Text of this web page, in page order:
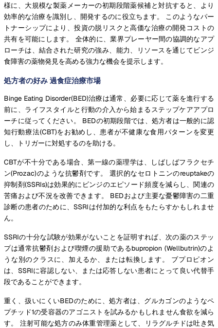
様に、大規模な製薬メーカーの初期段階薬候補と対抗すると、より
効率的な治療を識別し、開発するのに役立ちます。 このようなパー
トナーシップにより、投資の脱リスクと高価な治療の開発コストの
共有を可能にします。 全体的に、業界プレーヤー間の協調的なアプ
ローチは、結合された研究の強み、能力、リソースを通じてビンジ
食障害の薬物発見を高める強力な機会を提示します。
処方者の好み 過食症治療市場
Binge Eating Disorder(BED)治療は通常、必要に応じて薬を進行する
前に、ライフスタイルと行動の介入から始まるステップケアアプロ
ーチに従ってください。 BEDの初期段階では、処方者は一般的に認
知行動療法(CBT)をお勧めし、患者が不健康な食用パターンを変更
し、トリガーに対処するのを助ける。
CBTが不十分である場合、第一線の薬理学は、しばしばフラクセチ
ン(Prozac)のような抗鬱剤です。 選択的なセロトニンのreuptakeの
抑制剤(SSRIs)は効果的にビンジのエピソード頻度を減らし、関連の
苦痛および不況を改善できます。 BEDおよび主要な憂鬱障害の二重
診断の患者のために、SSRIは付加的な利点をもたらすかもしれませ
ん。
SSRIの十分な試験が効果がないことを証明すれば、次の薬のステッ
プは通常抗鬱剤および喫煙の援助であるbupropion (Wellbutrin)のよ
うな別のクラスに、加えるか、または転換します。 ブプロピオン
は、SSRIに容認しない、または応答しない患者にとって良い代替手
段であることができます。
重く、扱いにくいBEDのために、処方者は、グルカゴンのようなペ
プチッド1の受容器のアゴニストを試みるかもしれません食欲を減ら
す。 注射可能な処方のみ体重管理薬として、リラグルチドは吐き気